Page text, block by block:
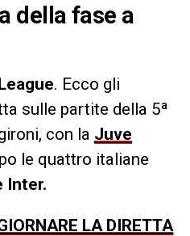
della fase a
. Ecco gli
sulle partite della 5ª
con la Juve
le quattro italiane
Inter.
LA DIRETTA